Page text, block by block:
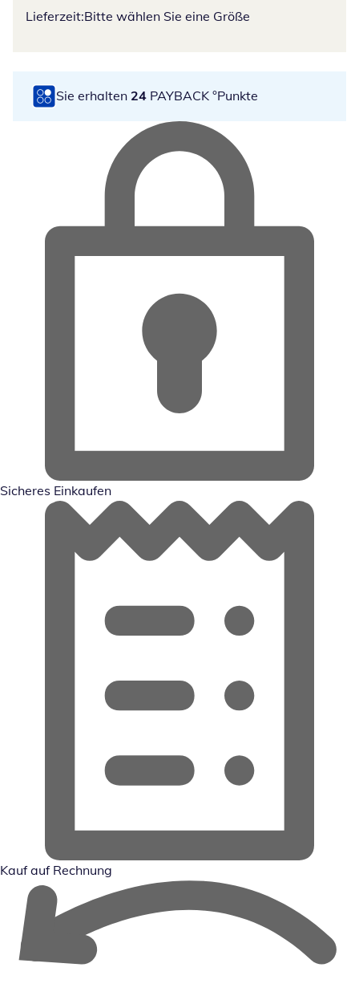
Lieferzeit:Bitte wählen Sie eine Größe
Sie erhalten 24 PAYBACK °Punkte
Sicheres Einkaufen
Kauf auf Rechnung